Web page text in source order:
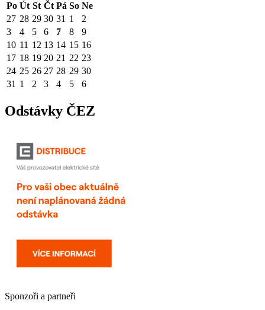
Po Út St Čt Pá So Ne
27 28 29 30 31 1
2
3
4 5 6 7 8
9
10 11 12 13 14 15 16
17 18 19 20 21 22 23
24 25 26 27 28 29 30
31 1 2 3 4 5 6
Odstávky ČEZ
Sponzoři a partneři